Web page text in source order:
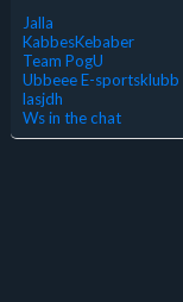
Jalla
KabbesKebaber
Team PogU
Ubbeee E-sportsklubb
lasjdh
Ws in the chat